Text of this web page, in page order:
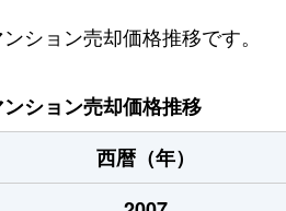
1,700万円
950万円 旭川
230万円 旭川
ション売却価格推移です。
ション売却価格推移
西暦（年）